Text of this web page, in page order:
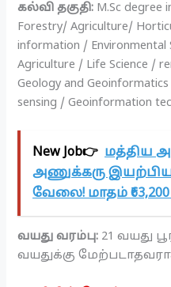
கல்வி தகுதி: M.Sc degree
Forestry/ Agriculture/
information / Environmental
Agriculture / Life Science /
Geology and
sensing / Geoinformation
New Job👉 மத்திய
அணுக்கரு
வேலை! மாதம்
வயது வரம்பு: 21 வயது
வயதுக்கு